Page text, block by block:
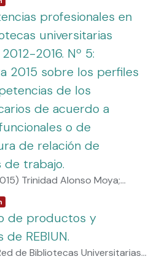
a los resultados clave;
que será cada biblioteca
fijar
objetivos en función de la
de la institución a la
de su propia política, de sus
humanos,
etc.), de sus alianzas, de
etc.
profesionales en
universitarias
2012-2016. Nº 5:
2015 sobre los perfiles
de los
de acuerdo a
o de
de relación de
de trabajo.
) Trinidad Alonso Moya;
4 (3er. P.E.) Calidad en las
Universitarias
,
de productos y
de REBIUN.
de Bibliotecas Universitarias